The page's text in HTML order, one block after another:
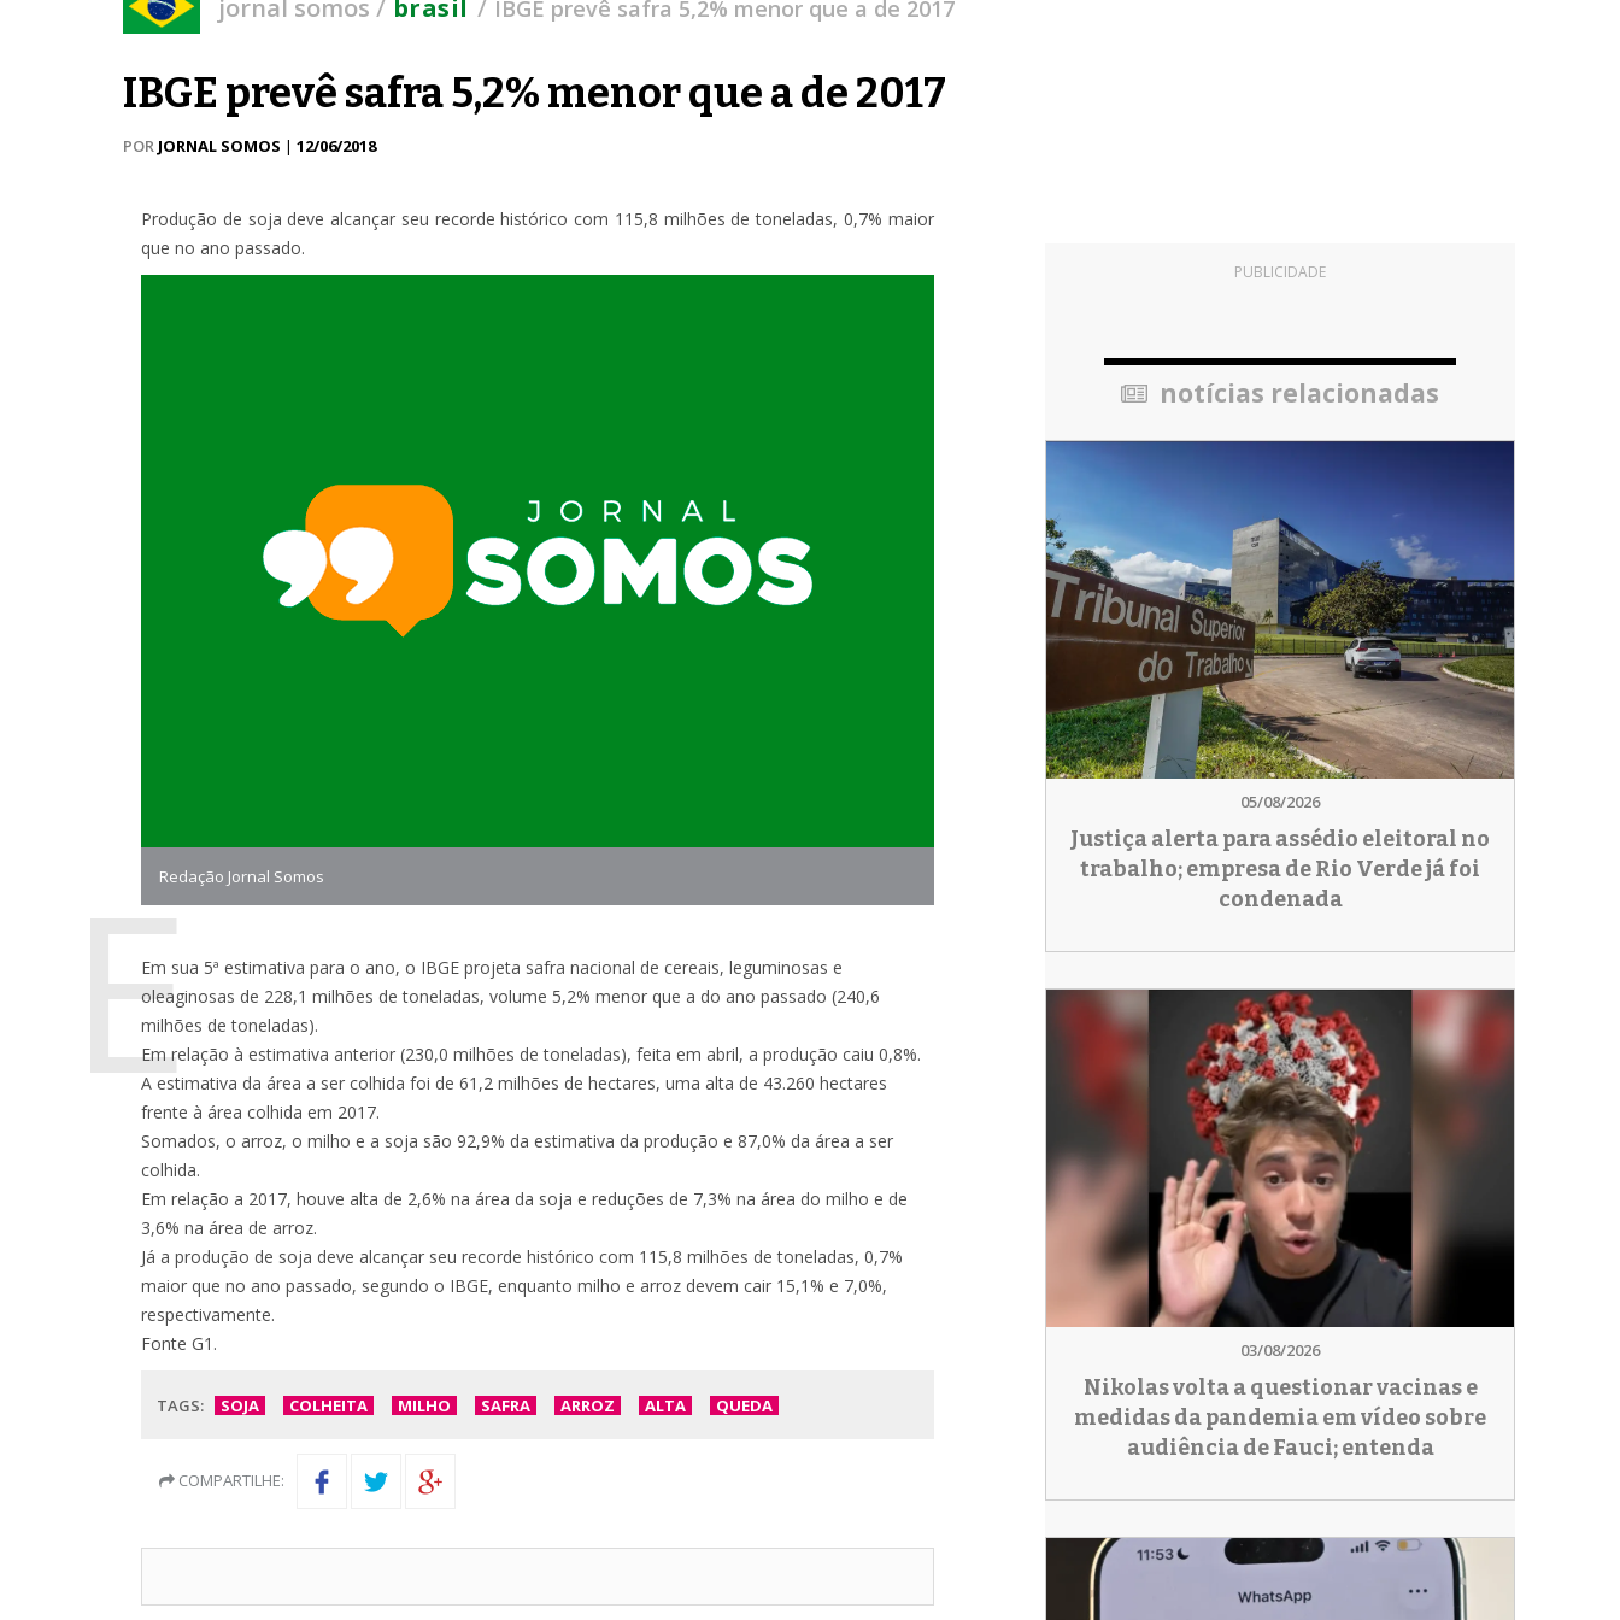
jornal somos brasil IBGE prevê safra 5,2% menor que a de 2017
IBGE prevê safra 5,2% menor que a de 2017
POR JORNAL SOMOS | 12/06/2018
Produção de soja deve alcançar seu recorde histórico com 115,8 milhões de toneladas, 0,7% maior
que no ano passado.
Redação Jornal Somos
E
Em sua 5ª estimativa para o ano, o IBGE projeta safra nacional de cereais, leguminosas e
oleaginosas de 228,1 milhões de toneladas, volume 5,2% menor que a do ano passado (240,6
milhões de toneladas).
Em relação à estimativa anterior (230,0 milhões de toneladas), feita em abril, a produção caiu 0,8%.
A estimativa da área a ser colhida foi de 61,2 milhões de hectares, uma alta de 43.260 hectares
frente à área colhida em 2017.
Somados, o arroz, o milho e a soja são 92,9% da estimativa da produção e 87,0% da área a ser
colhida.
Em relação a 2017, houve alta de 2,6% na área da soja e reduções de 7,3% na área do milho e de
3,6% na área de arroz.
Já a produção de soja deve alcançar seu recorde histórico com 115,8 milhões de toneladas, 0,7%
maior que no ano passado, segundo o IBGE, enquanto milho e arroz devem cair 15,1% e 7,0%,
respectivamente.
Fonte G1.
TAGS: SOJA COLHEITA MILHO SAFRA ARROZ ALTA QUEDA
COMPARTILHE:
PUBLICIDADE
notícias relacionadas
05/08/2026
Justiça alerta para assédio eleitoral no
trabalho; empresa de Rio Verde já foi
condenada
03/08/2026
Nikolas volta a questionar vacinas e
medidas da pandemia em vídeo sobre
audiência de Fauci; entenda